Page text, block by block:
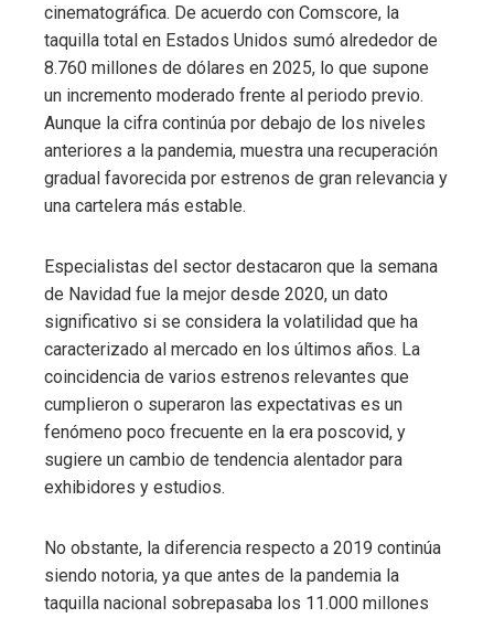
cinematográfica. De acuerdo con Comscore, la
taquilla total en Estados Unidos sumó alrededor de
8.760 millones de dólares en 2025, lo que supone
un incremento moderado frente al periodo previo.
Aunque la cifra continúa por debajo de los niveles
anteriores a la pandemia, muestra una recuperación
gradual favorecida por estrenos de gran relevancia y
una cartelera más estable.
Especialistas del sector destacaron que la semana
de Navidad fue la mejor desde 2020, un dato
significativo si se considera la volatilidad que ha
caracterizado al mercado en los últimos años. La
coincidencia de varios estrenos relevantes que
cumplieron o superaron las expectativas es un
fenómeno poco frecuente en la era poscovid, y
sugiere un cambio de tendencia alentador para
exhibidores y estudios.
No obstante, la diferencia respecto a 2019 continúa
siendo notoria, ya que antes de la pandemia la
taquilla nacional sobrepasaba los 11.000 millones